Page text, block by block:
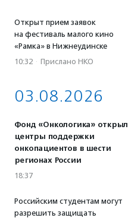
Открыт прием заявок
на фестиваль малого кино
«Рамка» в Нижнеудинске
10:32 · Прислано НКО
03.08.2026
Фонд «Онкологика» открыл
центры поддержки
онкопациентов в шести
регионах России
18:37
Российским студентам могут
разрешить защищать